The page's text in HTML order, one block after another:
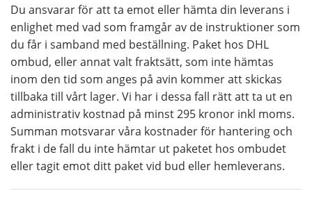
Du ansvarar för att ta emot eller hämta din leverans i
enlighet med vad som framgår av de instruktioner som
du får i samband med beställning. Paket hos DHL
ombud, eller annat valt fraktsätt, som inte hämtas
inom den tid som anges på avin kommer att skickas
tillbaka till vårt lager. Vi har i dessa fall rätt att ta ut en
administrativ kostnad på minst 295 kronor inkl moms.
Summan motsvarar våra kostnader för hantering och
frakt i de fall du inte hämtar ut paketet hos ombudet
eller tagit emot ditt paket vid bud eller hemleverans.